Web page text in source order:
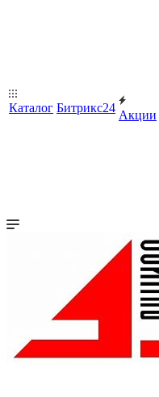
Каталог Битрикс24
Акции